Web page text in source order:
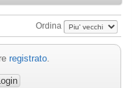
Ordina
registrato.